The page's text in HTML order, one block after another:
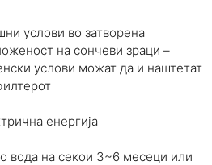
услови во затворена
на сончеви зраци –
услови можат да и наштетат
енергија
вода на секои 3~6 месеци или